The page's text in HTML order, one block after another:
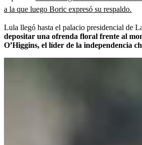
a la que luego Boric expresó su respaldo.
Lula llegó hasta el palacio presidencial de
depositar una ofrenda floral frente al
O’Higgins, el líder de la independencia